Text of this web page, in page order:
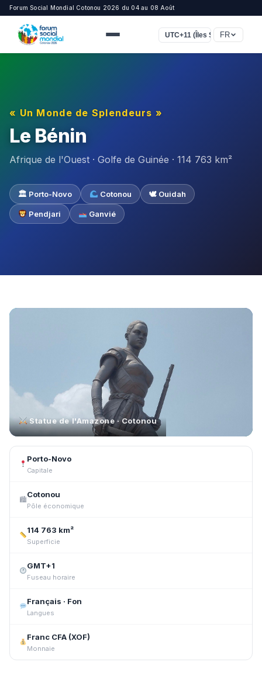
Forum Social Mondial Cotonou 2026 du 04 au 08 Août
UTC+11 (Îles Salomon)
FR
« Un Monde de Splendeurs »
Le Bénin
Afrique de l'Ouest · Golfe de Guinée · 114 763 km²
🏛 Porto-Novo Cotonou 🕊 Ouidah
Pendjari Ganvié
Statue de l'Amazone · Cotonou
Porto-Novo
Capitale
🏙
Cotonou
Pôle économique
114 763 km²
Superficie
GMT+1
Fuseau horaire
Français · Fon
Langues
Franc CFA (XOF)
Monnaie